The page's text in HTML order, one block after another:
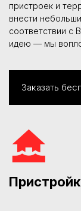
пристроек и
внести
соответствии
идею — мы
Заказать